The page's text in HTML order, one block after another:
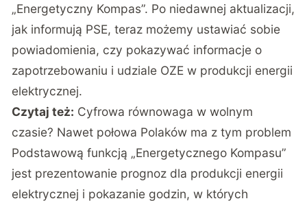
„Energetyczny Kompas”. Po niedawnej aktualizacji,
jak informują PSE, teraz możemy ustawiać sobie
powiadomienia, czy pokazywać informacje o
zapotrzebowaniu i udziale OZE w produkcji energii
elektrycznej.
Czytaj też: Cyfrowa równowaga w wolnym
czasie? Nawet połowa Polaków ma z tym problem
Podstawową funkcją „Energetycznego Kompasu”
jest prezentowanie prognoz dla produkcji energii
elektrycznej i pokazanie godzin, w których